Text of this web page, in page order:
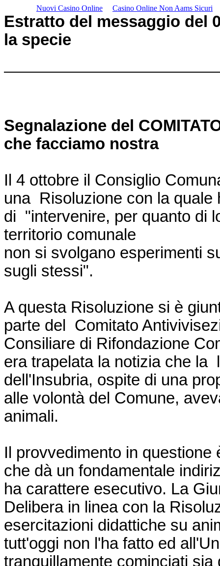
Nuovi Casino Online Casino Online Non Aams Sicuri
Estratto del messaggio del
la specie
Segnalazione del
che facciamo nostra
Il 4 ottobre il Consiglio
una Risoluzione con la quale
di "intervenire, per quanto di
territorio comunale
non si svolgano esperimenti
sugli stessi".
A questa Risoluzione si è
parte del Comitato
Consiliare di Rifondazione
era trapelata la notizia che la
dell'Insubria, ospite di una
alle volontà del Comune,
animali.
Il provvedimento in
che dà un fondamentale
ha carattere esecutivo. La
Delibera in linea con la
esercitazioni didattiche su
tutt'oggi non l'ha fatto ed
tranquillamente cominciati